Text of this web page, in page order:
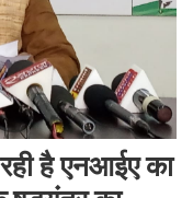
है एनआईए का